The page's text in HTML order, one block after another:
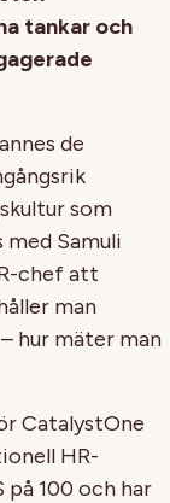
tankar och
de
som
Samuli
chef att
man
hur mäter man
CatalystOne
HR-
på 100 och har